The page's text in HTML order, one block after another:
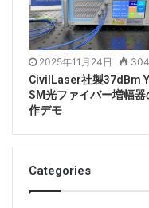
2025年11月24日 304
CivilLaser社製37dBm
SM光ファイバー増幅器
作デモ
Categories